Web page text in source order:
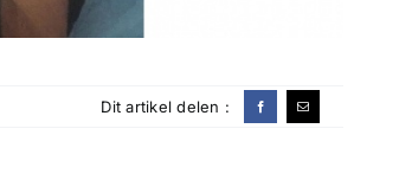
Dit artikel delen :